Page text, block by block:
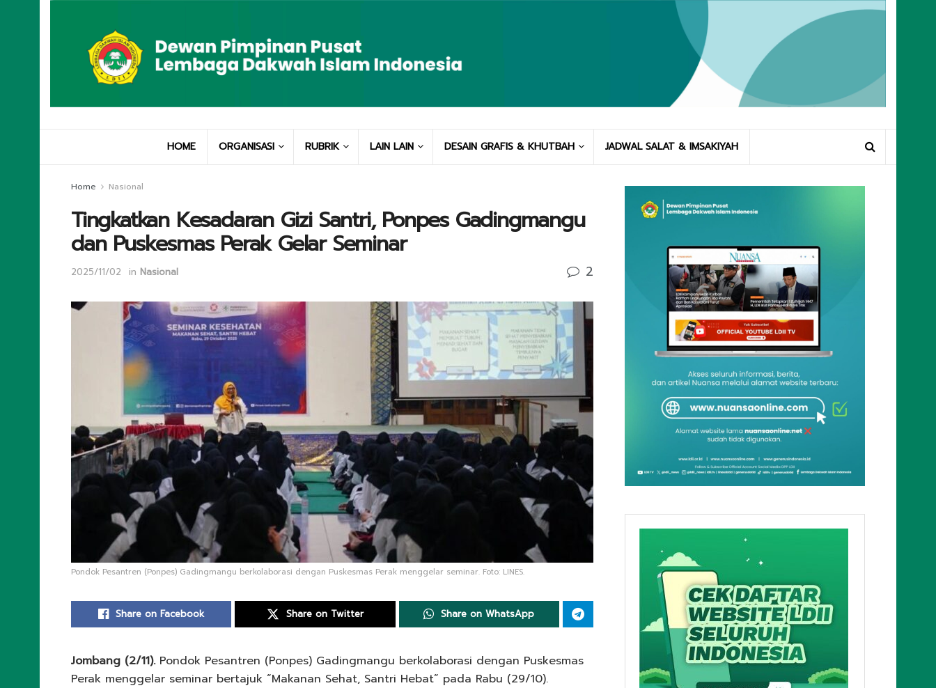
HOME ORGANISASI RUBRIK LAIN LAIN DESAIN GRAFIS & KHUTBAH JADWAL SALAT & IMSAKIYAH
Home Nasional
Tingkatkan Kesadaran Gizi Santri, Ponpes Gadingmangu
dan Puskesmas Perak Gelar Seminar
2025/11/02 in Nasional 2
Pondok Pesantren (Ponpes) Gadingmangu berkolaborasi dengan Puskesmas Perak menggelar seminar. Foto: LINES.
Share on Facebook Share on Twitter Share on WhatsApp
Jombang (2/11).Pondok Pesantren (Ponpes) Gadingmangu berkolaborasi dengan Puskesmas
Perak menggelar seminar bertajuk “Makanan Sehat, Santri Hebat” pada Rabu (29/10).